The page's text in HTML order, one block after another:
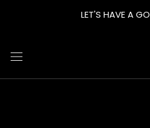
米
LET'S HAVE A